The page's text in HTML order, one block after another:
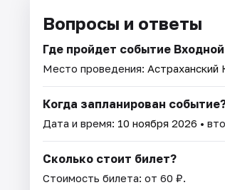
Вопросы и ответы
Где пройдет событие
Место проведения: Астраханский
Когда запланирован
Дата и время: 10 ноября 2026 •
Сколько стоит билет?
Стоимость билета: от 60 ₽.